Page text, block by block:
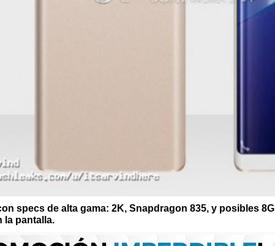
specs de alta gama: 2K, Snapdragon 835, y posibles
la pantalla.